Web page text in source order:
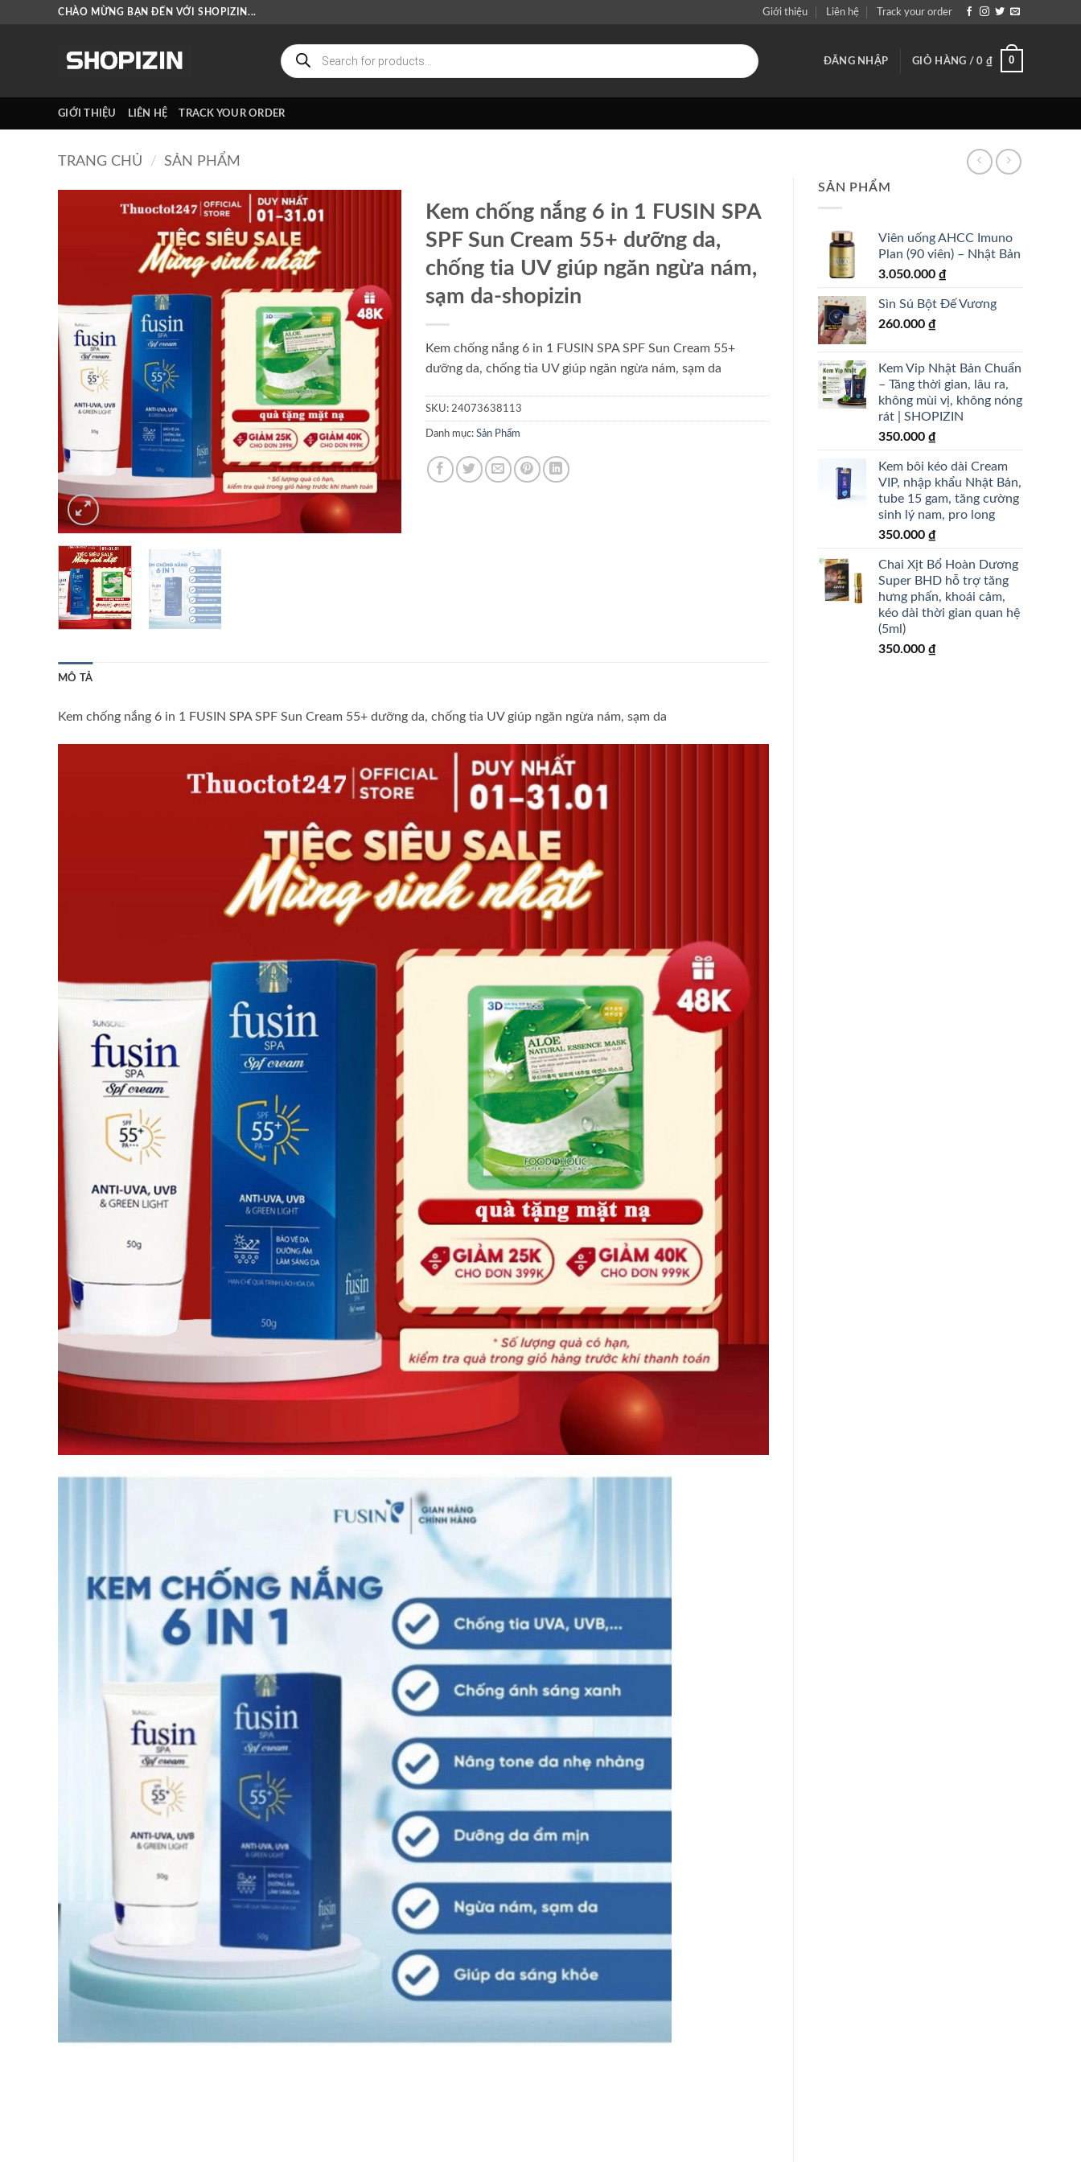
CHÀO MỪNG BẠN ĐẾN VỚI SHOPIZIN... Giới thiệu Liên hệ Track your order
Tìm
kiếm
sản
phẩm
ĐĂNG NHẬP GIỎ HÀNG /0 ₫ 0
GIỚI THIỆU LIÊN HỆ TRACK YOUR ORDER
TRANG CHỦ / SẢN PHẨM
SẢN PHẨM
Viên uống AHCC Imuno
Plan (90 viên) – Nhật Bản
3.050.000 ₫
Sìn Sú Bột Đế Vương
260.000 ₫
Kem Vip Nhật Bản Chuẩn
– Tăng thời gian, lâu ra,
không mùi vị, không nóng
rát | SHOPIZIN
350.000 ₫
Kem bôi kéo dài Cream
VIP, nhập khẩu Nhật Bản,
tube 15 gam, tăng cường
sinh lý nam, pro long
350.000 ₫
Chai Xịt Bổ Hoàn Dương
Super BHD hỗ trợ tăng
hưng phấn, khoái cảm,
kéo dài thời gian quan hệ
(5ml)
350.000 ₫
Kem chống nắng 6 in 1 FUSIN SPA
SPF Sun Cream 55+ dưỡng da,
chống tia UV giúp ngăn ngừa nám,
sạm da-shopizin
Kem chống nắng 6 in 1 FUSIN SPA SPF Sun Cream 55+
dưỡng da, chống tia UV giúp ngăn ngừa nám, sạm da
SKU: 24073638113
Danh mục: Sản Phẩm
MÔ TẢ
Kem chống nắng 6 in 1 FUSIN SPA SPF Sun Cream 55+ dưỡng da, chống tia UV giúp ngăn ngừa nám, sạm da